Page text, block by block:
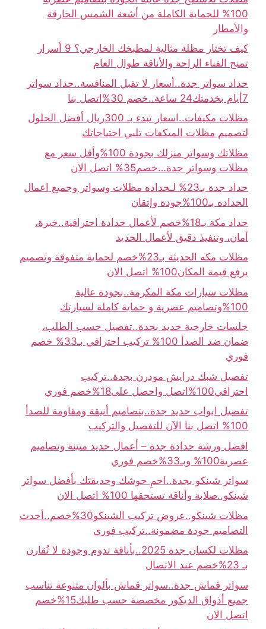
100% للحماية الكاملة من أشعة الشمس الحارقة
والأمطار
كيف تختار مظلة مثالية لمطبخك الخارجي؟ 9 أسرار
تمنح الفناء الراحة والأناقة طوال العام
حداد سواتر جدة..أسعار لا تقبل المنافسة..حداد سواتر
7أيام بخدمتك24 ساعة..خصم 30%اتصل بنا
مظلات مكيفات..اسعار تبدء بـ 300ريال أفضل الحلول
لتصميم مظلات الميكفات تلبي احتياجاتك
مظلاتك وسواتر منزلك بجودة 100%وأقل سعر مع
مظلات وسواتر جدة…خصم35% اتصل الان
حداد جدة بـ23% لـحداده مظلات وسواتر وجميع اعمال
الحداده بـ100%جودة وإتقان
حداد مكة بـ18%خصم لأعمال حدادة احترافية..خبرة،
أمان، وتنفيذ دقيق لأعمال الحديد
مظلات مكه الحديثة بـ23%خصم لحماية متفوقة وتصميم
يرفع قيمة المكان100% اتصل الان
مظلات سيارات مكة المكرمة..بجودة عالية
100%وتصاميم عصرية و حماية كاملة لسيارتك
جلسات خارجية حديد بجدة..تفصيل حسب الطلب،
ضمان ضد الصدأ 100% تركيب احترافي بـ33% خصم
فوري
تفصيل شبك درايش مودرن بجدة..تركيب
احترافي100%اتصل واحصل على18%خصم فوري
تفصيل ابواب حديد جدة..بتصاميم أنيقة ومقاومة للصدأ
100% اتصل بنا الآن للتفصيل والتركيب
افضل ورشة حدادة جدة – أعمال حديد متينة وتصاميم
عصرية100% وبـ33%خصم فوري
سواتر شينكو بجدة..احمِ حوشك وحديقتك بأفضل سواتر
شينكو..صلابة وأناقة تستحقها 100% اتصل الان
مظلات شينكو..عروض تركيب الشينكو30%خصم..أحدث
التصاميم جودة مضمونة..تركيب فوري
مظلات لكسان جدة 2025..بأناقة تدوم وجودة لا تُقارن
بـ 23%خصم عند الاتصال
سواتر قماش جدة..سواتر قماش بألوان متنوعة تناسب
جميع أذواق الديكور مخصصة حسب طلبك15%خصم
اتصل الان